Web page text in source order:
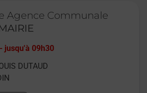
Agence Communale
- jusqu'à 09h30
DUTAUD